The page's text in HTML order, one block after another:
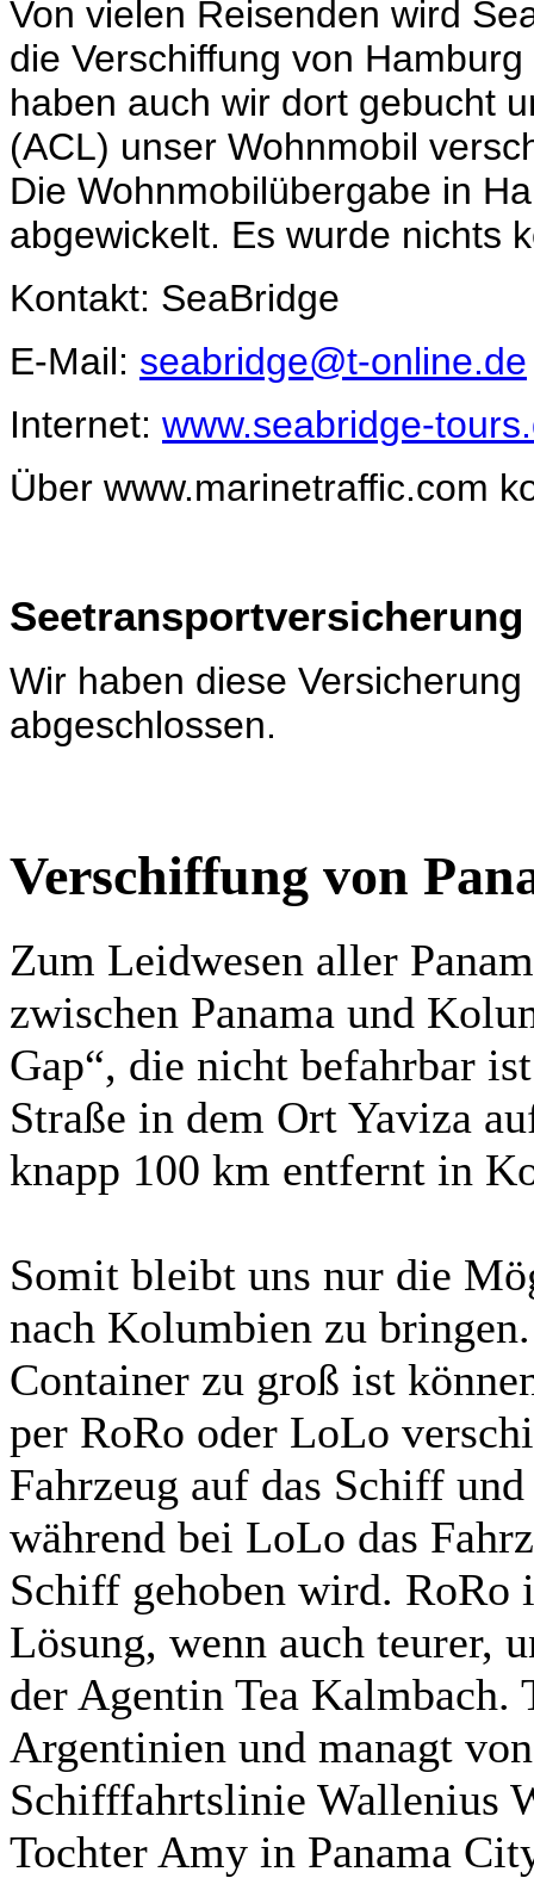
Von vielen Reisenden wird
die Verschiffung von
haben auch wir dort gebucht
(ACL) unser Wohnmobil
Die Wohnmobilübergabe in
abgewickelt. Es wurde nichts
Kontakt: SeaBridge
E-Mail: seabridge@t-online.de
Internet: www.seabridge-
Über www.marinetraffic.com
Seetransportversicherung
Wir haben diese
abgeschlossen.
Verschiffung von
Zum Leidwesen aller
zwischen Panama und
Gap“, die nicht befahrbar
Straße in dem Ort Yaviza
knapp 100 km entfernt in
Somit bleibt uns nur die
nach Kolumbien zu
Container zu groß ist
per RoRo oder LoLo
Fahrzeug auf das Schiff
während bei LoLo das
Schiff gehoben wird. RoRo
Lösung, wenn auch teurer,
der Agentin Tea
Argentinien und managt
Schifffahrtslinie Wallenius
Tochter Amy in Panama